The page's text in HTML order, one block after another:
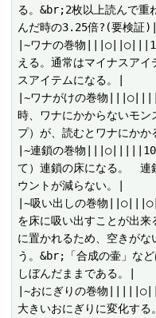
る。&br;2枚以上読んで重
んだ時の3.25倍?(要検証)|
|~ワナの巻物
える。通常はマイナスア
スアイテムになる。|
|~ワナがけの巻物
時、ワナにかからないモン
プ）が、読むとワナにかか
|~連鎖の巻物
て）連鎖の床になる。　連
ウントが減らない。|
|~吸い出しの巻物
を床に吸い出すことが出
に置かれるため、空きがな
う。&br;「合成の壷」な
しぼんだままである。|
|~おにぎりの巻物
大きいおにぎりに変化す